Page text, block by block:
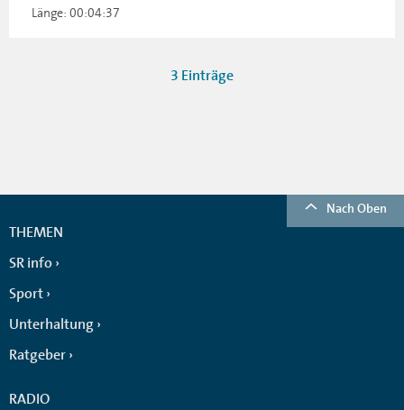
Länge: 00:04:37
3 Einträge
Nach Oben
THEMEN
SR info
Sport
Unterhaltung
Ratgeber
RADIO